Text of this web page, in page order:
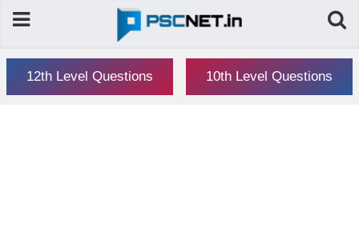
12th Level Questions 10th Level Questions